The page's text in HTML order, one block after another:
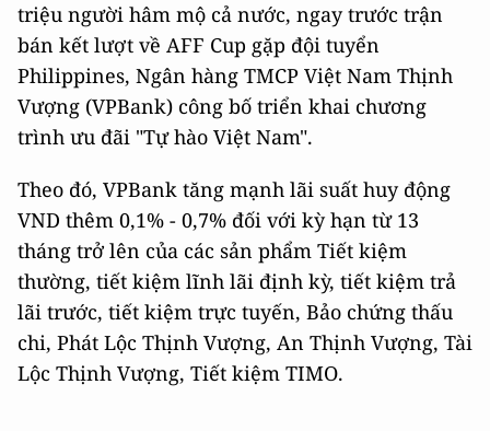
triệu người hâm mộ cả nước, ngay trước trận
bán kết lượt về AFF Cup gặp đội tuyển
Philippines, Ngân hàng TMCP Việt Nam Thịnh
Vượng (VPBank) công bố triển khai chương
trình ưu đãi "Tự hào Việt Nam".
Theo đó, VPBank tăng mạnh lãi suất huy động
VND thêm 0,1% - 0,7% đối với kỳ hạn từ 13
tháng trở lên của các sản phẩm Tiết kiệm
thường, tiết kiệm lĩnh lãi định kỳ, tiết kiệm trả
lãi trước, tiết kiệm trực tuyến, Bảo chứng thấu
chi, Phát Lộc Thịnh Vượng, An Thịnh Vượng, Tài
Lộc Thịnh Vượng, Tiết kiệm TIMO.